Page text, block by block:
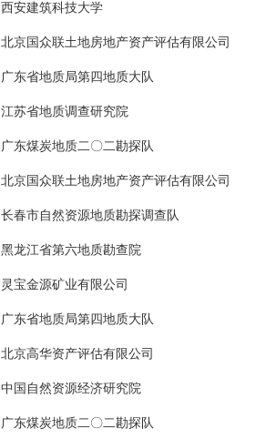
西安建筑科技大学
北京国众联土地房地产资产评估有限公司
广东省地质局第四地质大队
江苏省地质调查研究院
广东煤炭地质二〇二勘探队
北京国众联土地房地产资产评估有限公司
长春市自然资源地质勘探调查队
黑龙江省第六地质勘查院
灵宝金源矿业有限公司
广东省地质局第四地质大队
北京高华资产评估有限公司
中国自然资源经济研究院
广东煤炭地质二〇二勘探队